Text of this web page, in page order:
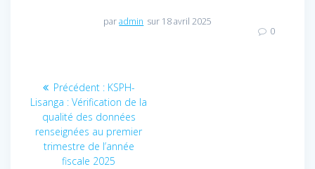
paradmin sur 18 avril 2025
0
Navigation
de
l’article
Précédent : Article
précédent
:
KSPH-
Lisanga : Vérification de la
qualité des données
renseignées au premier
trimestre de l’année
fiscale 2025